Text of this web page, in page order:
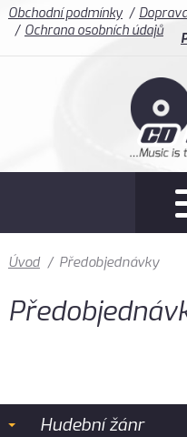
Obchodní podmínky
Ochrana osobních údajů
Úvod / Předobjednávky
Hudební žánr